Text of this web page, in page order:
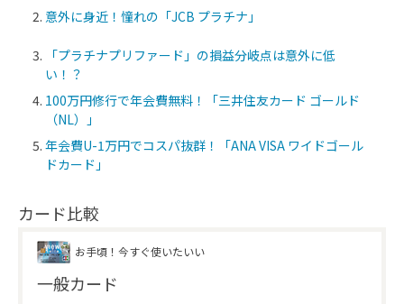
意外に身近！憧れの「JCB プラチナ」
「プラチナプリファード」の損益分岐点は意外に低
い！？
100万円修行で年会費無料！「三井住友カード ゴールド
（NL）」
年会費U-1万円でコスパ抜群！「ANA VISA ワイドゴール
ドカード」
カード比較
お手頃！今すぐ使いたいい
一般カード